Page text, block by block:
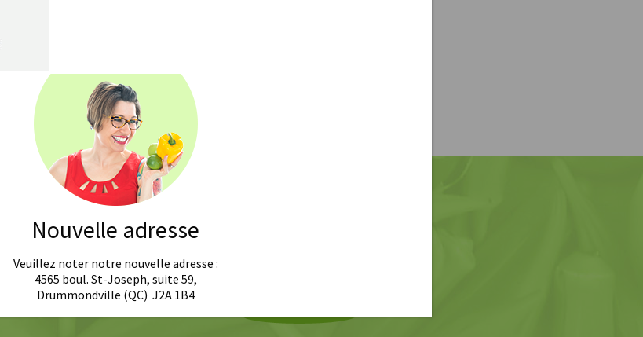
Nouvelle adresse
Veuillez noter notre nouvelle adresse :
4565 boul. St-Joseph, suite 59,
Drummondville (QC) J2A 1B4